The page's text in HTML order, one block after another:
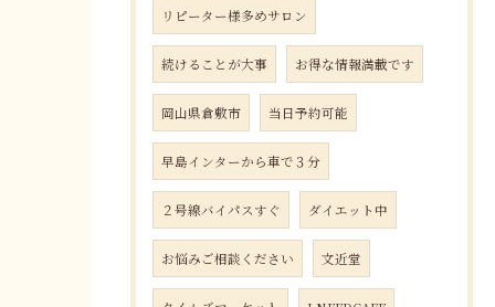
リピーター様多めサロン
続けることが大事 お得な情報満載です
岡山県倉敷市 当日予約可能
早島インターから車で３分
２号線バイパスすぐ ダイエット中
お悩みご相談ください 文近堂